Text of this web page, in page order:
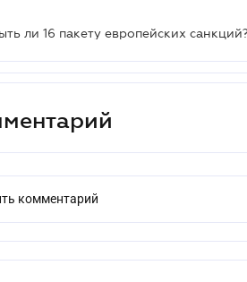
ли 16 пакету европейских санкций?
комментарий